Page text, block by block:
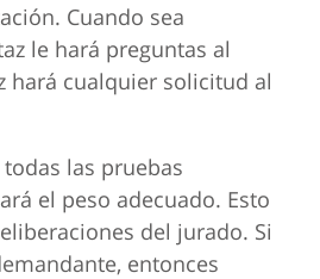
Cuando sea
le hará preguntas al
hará cualquier solicitud al
las pruebas
el peso adecuado. Esto
del jurado. Si
entonces